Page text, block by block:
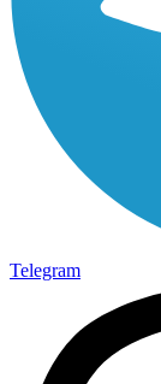
Telegram